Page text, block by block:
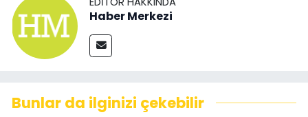
Haber Merkezi
Bunlar da ilginizi çekebilir